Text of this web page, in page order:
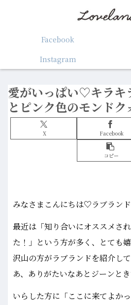
Facebook
Instagram
愛がいっぱい♡キラキ
とピンク色のモンド
X Facebook
コピー
みなさまこんにちは♡ラブラン
最近は「知り合いにオススメさ
た！」という方が多く、とても
沢山の方がラブランドを紹介し
あ、ありがたいなあとジーンとき
いらした方に「ここに来てよか